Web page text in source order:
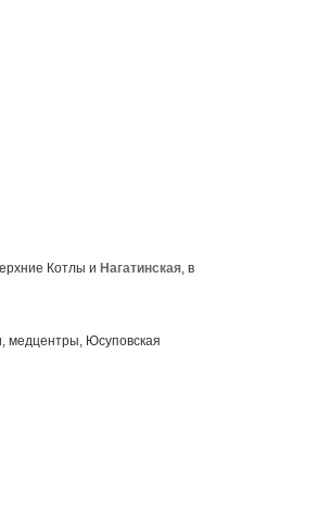
Котлы и Нагатинская, в
медцентры, Юсуповская